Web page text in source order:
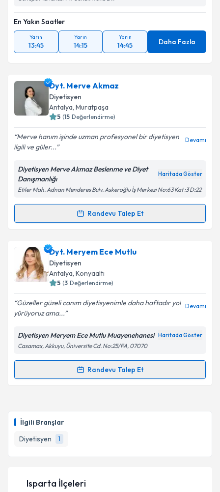
İlgili Branşlar
Diyetisyen
1
En Yakın Saatler
Yarın
13:45
Yarın
14:15
Yarın
14:45 Daha Fazla
Dyt. Merve Akmaz
Diyetisyen
Antalya, Muratpaşa
5 (15 Değerlendirme)
Merve hanım işinde uzman profesyonel bir diyetisyen
ilgili ve güler...
Devamı
Diyetisyen Merve Akmaz Beslenme ve Diyet
Danışmanlığı
Haritada Göster
Etiler Mah. Adnan Menderes Bulv. Askeroğlu İş Merkezi No:63 Kat :3 D:22
Randevu Talep Et
Randevu Takvimi Talebi
Dyt. Merve Akmaziçin randevu takvimi talebi
oluşturun. Size bu uzmandan randevu almanız için bir
takvim hazırlandığında e-posta ile bilgilendireceğiz.
Kişisel verilerimin işlenmesine ilişkin Aydınlatma
Metni'ni okudum ve kişisel verilerimin belirtilen
kapsamda işlenmesini kabul ediyorum.
Dyt. Meryem Ece Mutlu
Diyetisyen
Antalya, Konyaaltı
5 (3 Değerlendirme)
Güzeller güzeli canım diyetisyenimle daha haftadır yol
yürüyoruz ama...
Devamı
Diyetisyen Meryem Ece Mutlu Muayenehanesi Haritada Göster
Casamax, Akkuyu, Üniversite Cd. No:25/FA, 07070
Randevu Talep Et
Randevu Takvimi Talebi
takvim hazırlandığında e-posta ile bilgilendireceğiz.
E-posta Adresiniz
Isparta İlçeleri